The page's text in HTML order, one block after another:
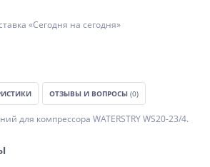
«Сегодня на сегодня»
ОТЗЫВЫ И ВОПРОСЫ (0)
для компрессора WATERSTRY WS20-23/4.